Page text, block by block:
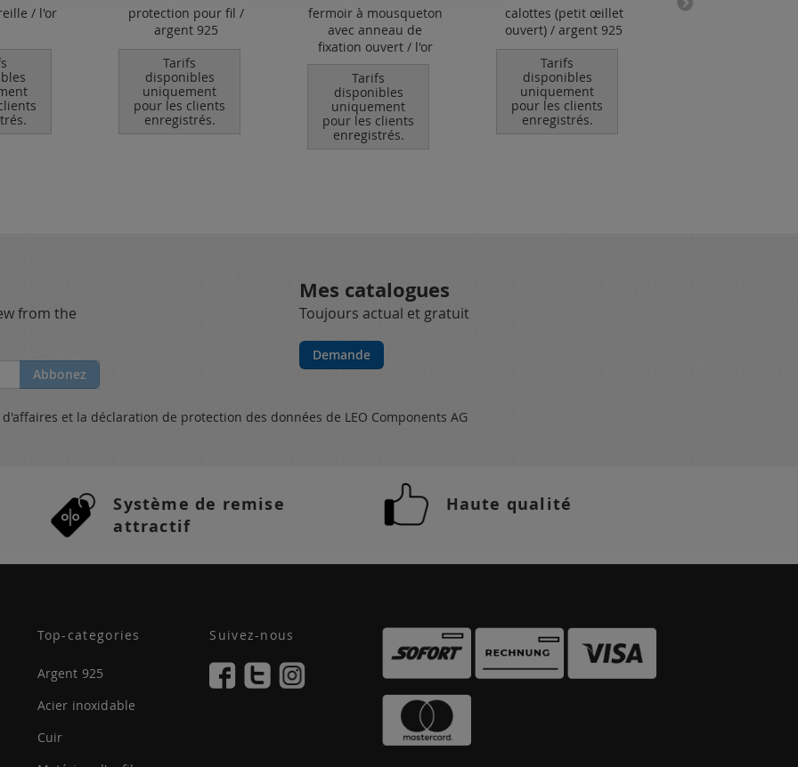
/ l'or
protection pour fil /
argent 925
Tarifs
disponibles
uniquement
pour les clients
enregistrés.
fermoir à mousqueton
avec anneau de
fixation ouvert / l'or
Tarifs
disponibles
uniquement
pour les clients
enregistrés.
calottes (petit œillet
ouvert) / argent 925
Tarifs
disponibles
uniquement
pour les clients
enregistrés.
from the
Abbonez
Mes catalogues
Toujours actual et gratuit
Demande
d'affaires et la déclaration de protection des données de LEO Components AG
Système de remise
attractif
Haute qualité
Top-categories
Argent 925
Acier inoxidable
Cuir
Suivez-nous